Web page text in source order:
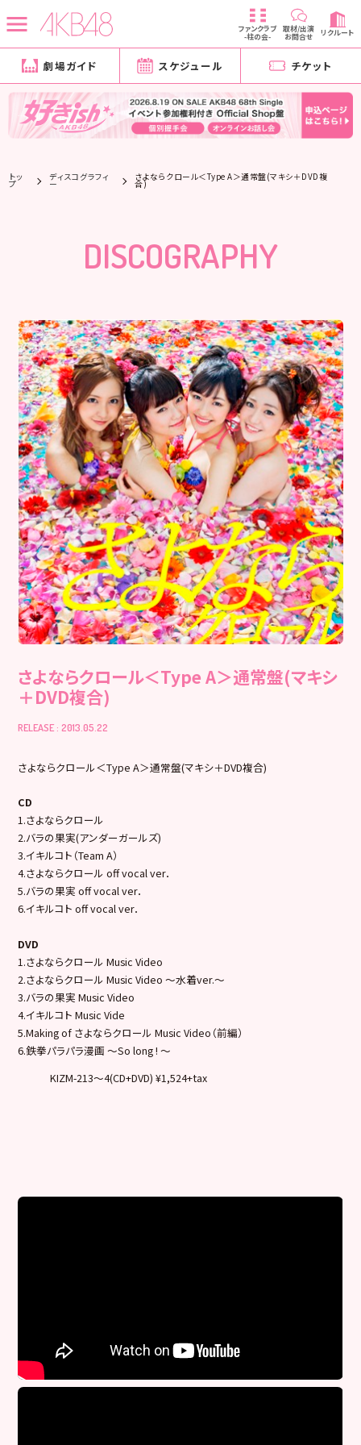
ファンクラブ
-柱の会-
取材/出演
お問合せ リクルート
劇場ガイド スケジュール チケット
トッ
プ
ディスコグラフィ
ー
さよならクロール＜Type A＞通常盤(マキシ＋DVD複
合)
DISCOGRAPHY
さよならクロール＜Type A＞通常盤(マキシ
＋DVD複合)
RELEASE : 2013.05.22
さよならクロール＜Type A＞通常盤(マキシ＋DVD複合)
CD
1.さよならクロール
2.バラの果実(アンダーガールズ)
3.イキルコト（Team A）
4.さよならクロール off vocal ver．
5.バラの果実 off vocal ver．
6.イキルコト off vocal ver．
DVD
1.さよならクロール Music Video
2.さよならクロール Music Video ～水着ver.～
3.バラの果実 Music Video
4.イキルコト Music Vide
5.Making of さよならクロール Music Video（前編）
6.鉄拳パラパラ漫画 ～So long ! ～
KIZM-213～4(CD+DVD) ¥1,524+tax